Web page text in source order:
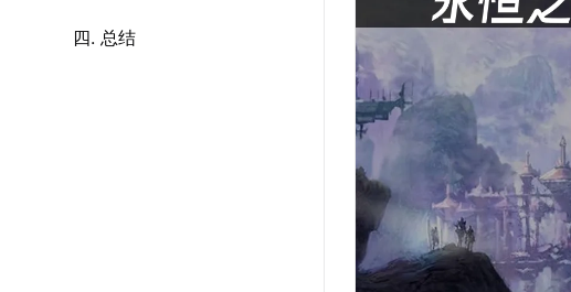
四. 总结